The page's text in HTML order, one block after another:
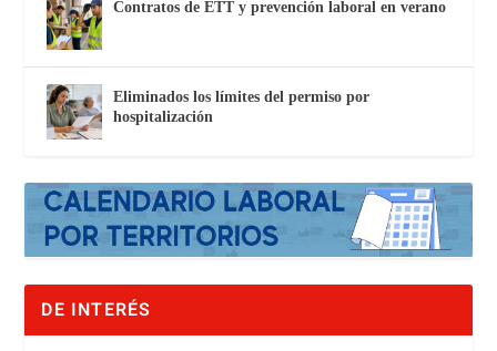
Contratos de ETT y prevención laboral en verano
Eliminados los límites del permiso por
hospitalización
DE INTERÉS